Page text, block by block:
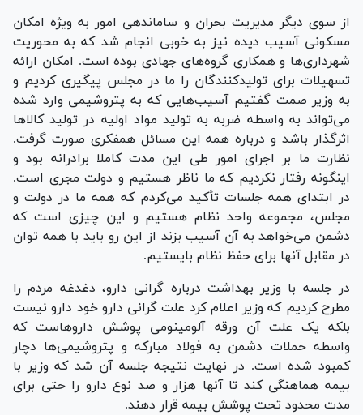
از سوی دیگر مدیریت بحران و ساماندهی امور به ویژه امکان
مسکونی آسیب دیده نیز به خوبی انجام شد که به محوریت
شهرداری‌ها و همکاری گروه‌های جهادی بوده است. امکان ارائه
تسهیلات برای تولیدکنندگان را ما در مجلس پیگیری کردیم و
به وزیر صمت گفتیم آسیب‌هایی که به پتروشیمی وارد شده
می‌تواند به واسطه ضربه به تولید مواد اولیه در تولید کالا‌ها
اثرگذار باشد و درباره همه این مسائل همفکری صورت گرفت.
نظارت ما بر اجرای امور طی این مدت کاملا برادرانه بود و
اینگونه رفتار نکردیم که ما ناظر هستیم و دولت مجری است.
در ابتدای همه جلسات تأکید می‌کردم که همه ما در دولت و
مجلس، مجموعه واحد نظام هستیم و این چیزی است که
دشمن می‌خواهد به آن آسیب بزند از این رو باید با همه توان
در مقابل آنها برای حفظ نظام بایستیم.
در جلسه با وزیر بهداشت درباره گرانی دارو، دغدغه مردم را
مطرح کردیم که وزیر اعلام کرد علت گرانی دارو خود دارو نیست
بلکه یک علت آن ورقه آلومینومی پوشش داروهاست که
واسطه حملات دشمن به فولاد مبارکه و پتروشیمی‌ها دچار
کمبود شده است. در نهایت نتیجه جلسه آن شد که وزیر با
بیمه هماهنگی کند تا آنها هزار و صد نوع دارو را حتی برای
مدت محدود تحت پوشش بیمه قرار دهند.